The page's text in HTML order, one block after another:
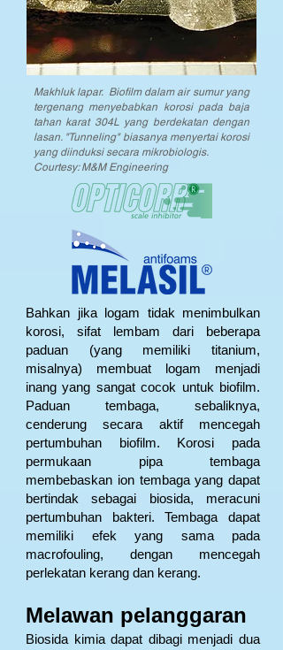
Makhluk lapar. Biofilm dalam air sumur yang
tergenang menyebabkan korosi pada baja
tahan karat 304L yang berdekatan dengan
lasan. "Tunneling" biasanya menyertai korosi
yang diinduksi secara mikrobiologis.
Courtesy: M&M Engineering
Bahkan jika logam tidak menimbulkan
korosi, sifat lembam dari beberapa
paduan (yang memiliki titanium,
misalnya) membuat logam menjadi
inang yang sangat cocok untuk biofilm.
Paduan tembaga, sebaliknya,
cenderung secara aktif mencegah
pertumbuhan biofilm. Korosi pada
permukaan pipa tembaga
membebaskan ion tembaga yang dapat
bertindak sebagai biosida, meracuni
pertumbuhan bakteri. Tembaga dapat
memiliki efek yang sama pada
macrofouling, dengan mencegah
perlekatan kerang dan kerang.
Melawan pelanggaran
Biosida kimia dapat dibagi menjadi dua